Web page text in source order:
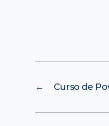
← Curso de